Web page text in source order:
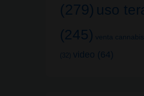
(279) uso
(245) venta cannabis
(32) video (64)